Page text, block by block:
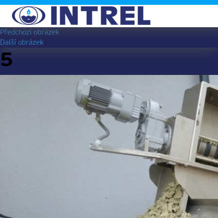
Předchozí obrázek
Další obrázek
5